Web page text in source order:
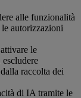
alle funzionalità
autorizzazioni
le
raccolta dei
di IA tramite le